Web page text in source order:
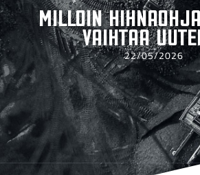
Milloin
vaihtaa
22/05/2026